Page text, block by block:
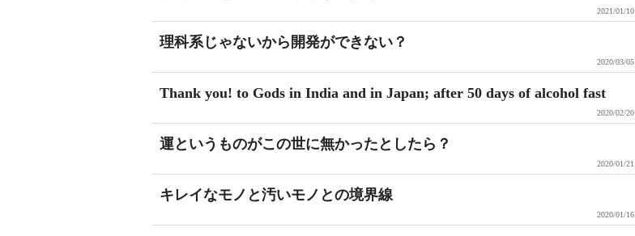
2021/01/10
理科系じゃないから開発ができない？
2020/03/05
Thank you! to Gods in India and in Japan; after 50 days of alcohol fast
2020/02/20
運というものがこの世に無かったとしたら？
2020/01/21
キレイなモノと汚いモノとの境界線
2020/01/16